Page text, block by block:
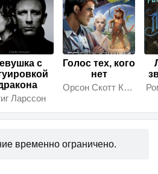
с
Ларссон
Голос тех, кого
нет
Орсон Скотт Кард
временно ограничено.